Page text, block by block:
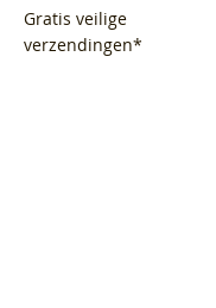
Gratis veilige
verzendingen*